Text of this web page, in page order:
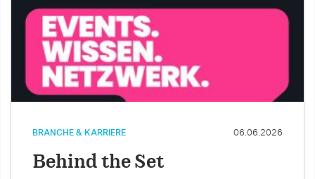
BRANCHE & KARRIERE 06.06.2026
Behind the Set